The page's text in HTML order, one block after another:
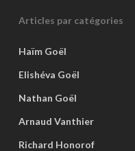
Articles par catégories
Haïm Goël
Elishéva Goël
Nathan Goël
Arnaud Vanthier
Richard Honorof